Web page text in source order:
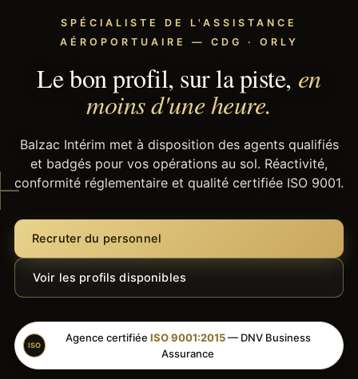
SPÉCIALISTE DE L'ASSISTANCE
AÉROPORTUAIRE — CDG · ORLY
Le bon profil, sur la piste, en
moins d'une heure.
Balzac Intérim met à disposition des agents qualifiés
et badgés pour vos opérations au sol. Réactivité,
conformité réglementaire et qualité certifiée ISO 9001.
Recruter du personnel
Voir les profils disponibles
ISO
Agence certifiée ISO 9001:2015— DNV Business
Assurance